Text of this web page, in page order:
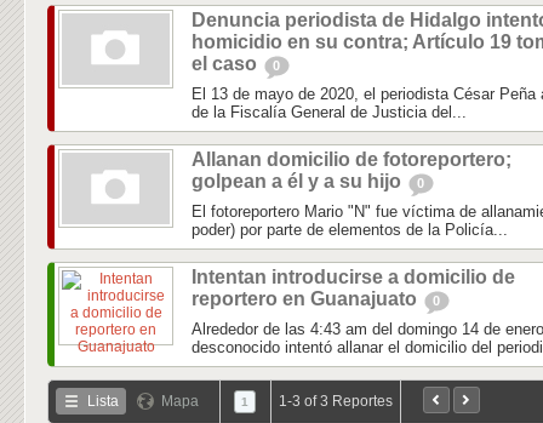
Denuncia periodista de Hidalgo
homicidio en su contra; Artículo 19
el caso
0
El 13 de mayo de 2020, el periodista César
de la Fiscalía General de Justicia del...
Allanan domicilio de fotoreportero;
golpean a él y a su hijo
0
El fotoreportero Mario "N" fue víctima de
poder) por parte de elementos de la Policía...
Intentan introducirse a domicilio de
reportero en Guanajuato
0
Alrededor de las 4:43 am del domingo 14 de
desconocido intentó allanar el domicilio del
Lista Mapa 1 1-3 of 3 Reportes